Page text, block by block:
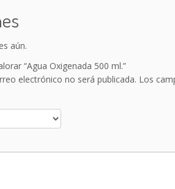
aún.
“Agua Oxigenada 500 ml.”
electrónico no será publicada. Los